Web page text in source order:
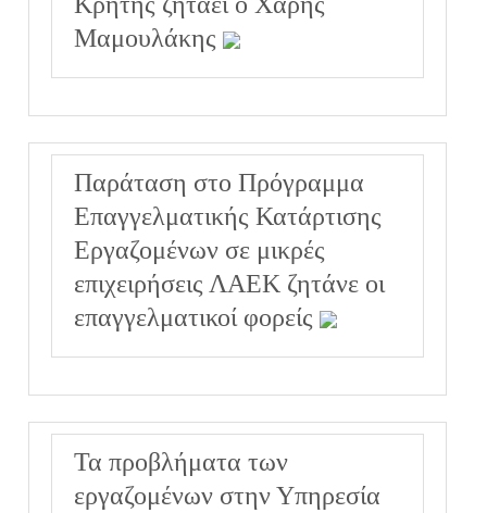
Μαμουλάκης
Παράταση στο Πρόγραμμα
Επαγγελματικής Κατάρτισης
Εργαζομένων σε μικρές
επιχειρήσεις ΛΑΕΚ ζητάνε οι
επαγγελματικοί φορείς
Τα προβλήματα των
εργαζομένων στην Υπηρεσία